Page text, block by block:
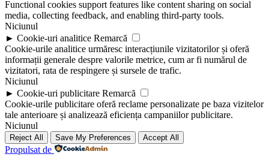
Functional cookies support features like content sharing on social
media, collecting feedback, and enabling third-party tools.
Niciunul
► Cookie-uri analitice Remarcă
Cookie-urile analitice urmăresc interacțiunile vizitatorilor și oferă
informații generale despre valorile metrice, cum ar fi numărul de
vizitatori, rata de respingere și sursele de trafic.
Niciunul
► Cookie-uri publicitare Remarcă
Cookie-urile publicitare oferă reclame personalizate pe baza vizitelor
tale anterioare și analizează eficiența campaniilor publicitare.
Niciunul
Reject All Save My Preferences Accept All
Propulsat de